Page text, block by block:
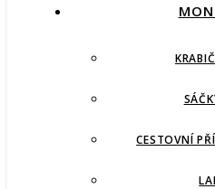
CESTOVNÍ